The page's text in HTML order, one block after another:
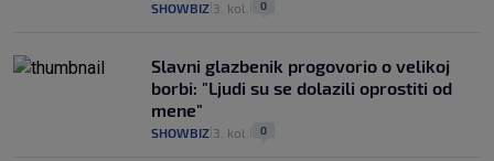
SHOWBIZ 3. kol. 0
Slavni glazbenik progovorio o velikoj
borbi: "Ljudi su se dolazili oprostiti od
mene"
SHOWBIZ 3. kol. 0